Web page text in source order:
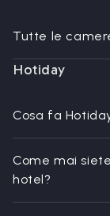
Tutte le
Hotiday
Cosa fa
Come mai
hotel?